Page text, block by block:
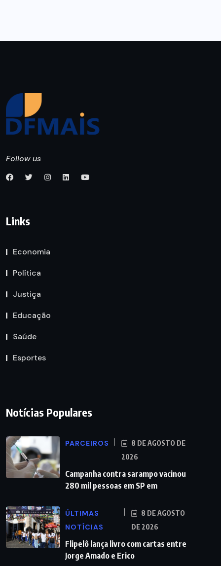
Follow us
Links
Economia
Política
Justiça
Educação
Saúde
Esportes
Notícias Populares
PARCEIROS
8 DE AGOSTO DE
2026
Campanha contra sarampo vacinou
280 mil pessoas em SP em
ÚLTIMAS
NOTÍCIAS
8 DE AGOSTO
DE 2026
Flipelô lança livro com cartas entre
Jorge Amado e Erico